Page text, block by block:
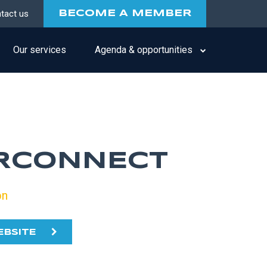
us BECOME A MEMBER
Our services Agenda & opportunities